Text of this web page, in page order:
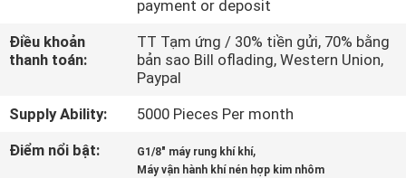
THAM
NHÀ
MÁY
payment or deposit
Điều khoản
thanh toán:
TT Tạm ứng / 30% tiền gửi, 70% bằng
bản sao Bill oflading, Western Union,
Paypal
Supply Ability:
5000 Pieces Per month
Điểm nổi bật:
G1/8" máy rung khí khí,
Máy vận hành khí nén hợp kim nhôm